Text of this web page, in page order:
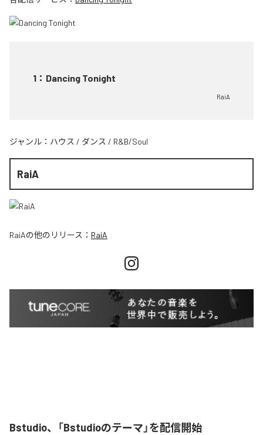
1 ： Dancing Tonight
RaiA
ジャンル： ハウス / ダンス / R&B/Soul
RaiA
RaiAの他のリリース： RaiA
Bstudio、「Bstudioのテーマ」を配信開始